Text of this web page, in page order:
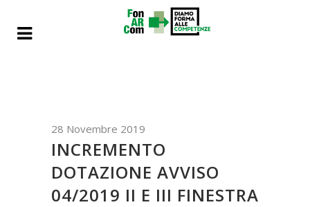
28 Novembre 2019
INCREMENTO
DOTAZIONE AVVISO
04/2019 II E III FINESTRA